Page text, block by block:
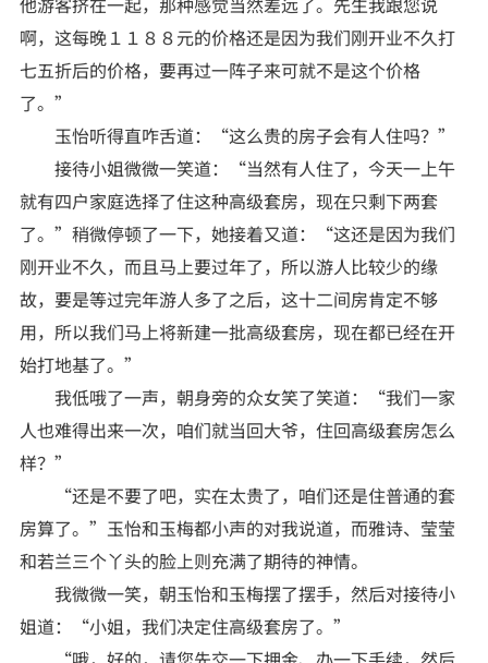
啊，这每晚１１８８元的价格还是因为我们刚开业不久打
七五折后的价格，要再过一阵子来可就不是这个价格
了。”
玉怡听得直咋舌道：“这么贵的房子会有人住吗？”
接待小姐微微一笑道：“当然有人住了，今天一上午
就有四户家庭选择了住这种高级套房，现在只剩下两套
了。”稍微停顿了一下，她接着又道：“这还是因为我们
刚开业不久，而且马上要过年了，所以游人比较少的缘
故，要是等过完年游人多了之后，这十二间房肯定不够
用，所以我们马上将新建一批高级套房，现在都已经在开
始打地基了。”
我低哦了一声，朝身旁的众女笑了笑道：“我们一家
人也难得出来一次，咱们就当回大爷，住回高级套房怎么
样？”
“还是不要了吧，实在太贵了，咱们还是住普通的套
房算了。”玉怡和玉梅都小声的对我说道，而雅诗、莹莹
和若兰三个丫头的脸上则充满了期待的神情。
我微微一笑，朝玉怡和玉梅摆了摆手，然后对接待小
姐道：“小姐，我们决定住高级套房了。”